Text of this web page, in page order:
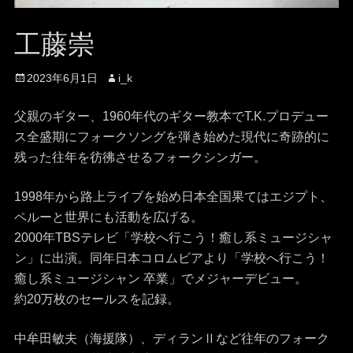
工藤崇
投
日
2023年6月1日
投
者
i_k
父親のギター、1960年代のギター教本でT.K.プロデュー
ス全盛期にフォークソングを弾き始めた現代に奇跡的に
残った往年を彷彿させるフォークシンガー。
1998年から路上ライブを始め日本全国果てはエジプト、
ペルーと世界にも活動を広げる。
2000年TBSテレビ「学校へ行こう！癒し系ミュージシャ
ン」に出演。同年日本コロムビアより「学校へ行こう！
癒し系ミュージシャン 卒業」でメジャーデビュー。
約20万枚のセールスを記録。
中牟田敏夫（海援隊）、ディランⅡなど往年のフォーク